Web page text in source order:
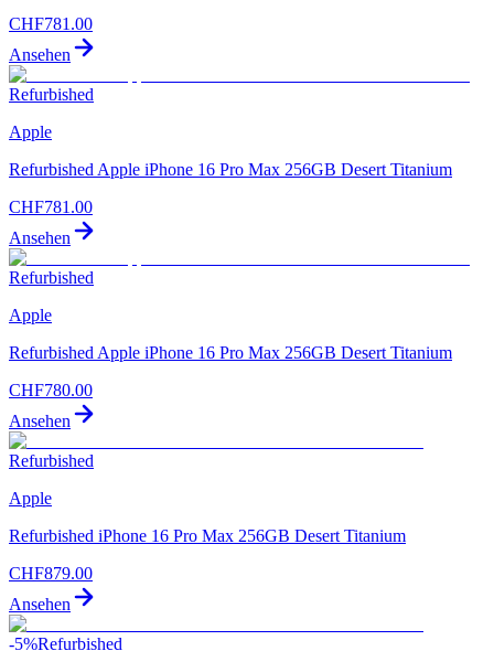
CHF781.00
Ansehen
Refurbished
Apple
Refurbished Apple iPhone 16 Pro Max 256GB Desert Titanium
CHF781.00
Ansehen
Refurbished
Apple
Refurbished Apple iPhone 16 Pro Max 256GB Desert Titanium
CHF780.00
Ansehen
Refurbished
Apple
Refurbished iPhone 16 Pro Max 256GB Desert Titanium
CHF879.00
Ansehen
-5%Refurbished